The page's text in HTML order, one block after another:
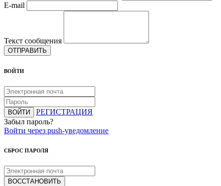
E-mail
Текст сообщения
ОТПРАВИТЬ
ВОЙТИ
ВОЙТИ
РЕГИСТРАЦИЯ
Забыл пароль?
Войти через push-уведомление
СБРОС ПАРОЛЯ
ВОССТАНОВИТЬ